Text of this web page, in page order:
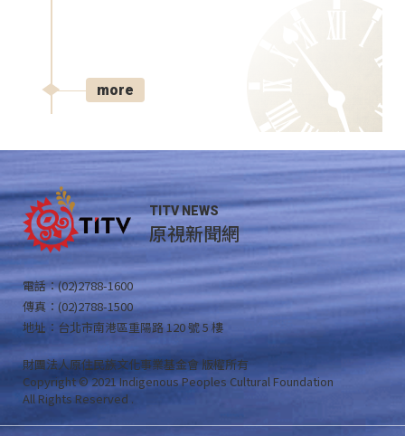
more
TITV NEWS
原視新聞網
電話：(02)2788-1600
傳真：(02)2788-1500
地址：台北市南港區重陽路 120 號 5 樓
財團法人原住民族文化事業基金會 版權所有
Copyright © 2021 Indigenous Peoples Cultural Foundation
All Rights Reserved .